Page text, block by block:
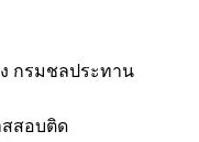
กรมชลประทาน
สอบติด